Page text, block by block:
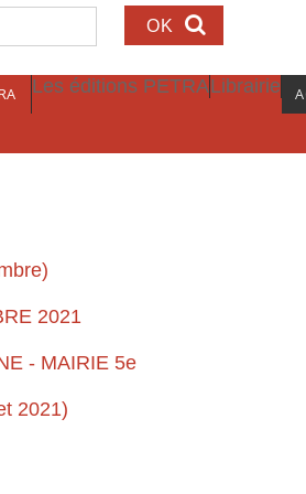
Les éditions PETRALibrairie
2021
- MAIRIE 5e
2021)